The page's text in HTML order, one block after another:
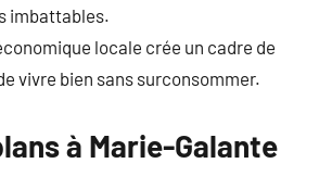
imbattables.
locale crée un cadre de
vivre bien sans surconsommer.
à Marie-Galante